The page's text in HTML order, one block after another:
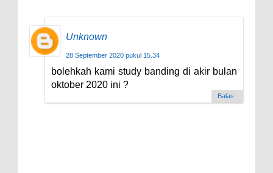
Unknown
28 September 2020 pukul 15.34
bolehkah kami study banding di akir bulan
oktober 2020 ini ?
Balas